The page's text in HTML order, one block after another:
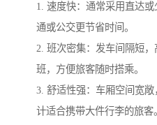
1. 速度快：通常采用直达
通或公交更节省时间。
2. 班次密集：发车间隔短
班，方便旅客随时搭乘。
3. 舒适性强：车厢空间宽
计适合携带大件行李的旅客。